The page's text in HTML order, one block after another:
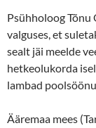
Psühholoog
valguses, et
sealt jäi meelde
hetkeolukorda
lambad
Ääremaa mees